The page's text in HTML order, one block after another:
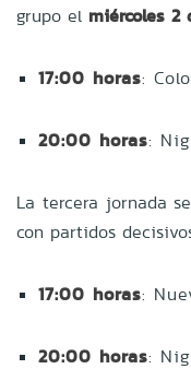
grupo el miércoles 2
17:00 horas:
20:00 horas:
La tercera jornada
con partidos
17:00 horas:
20:00 horas: